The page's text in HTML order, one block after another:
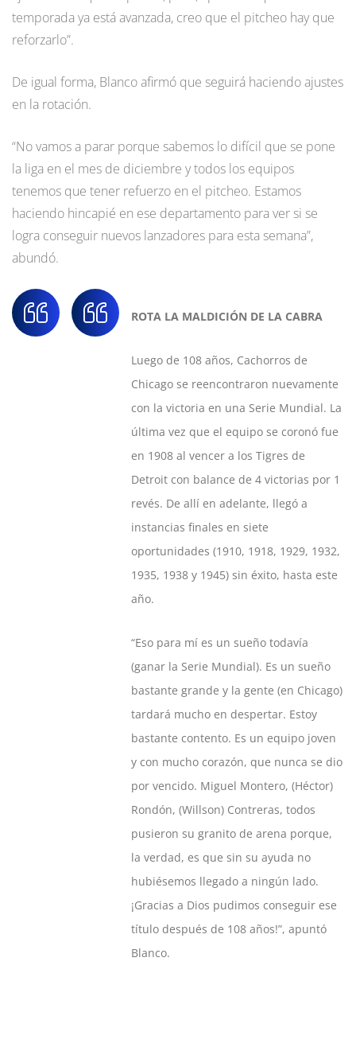
temporada ya está avanzada, creo que el pitcheo hay que
reforzarlo”.
De igual forma, Blanco afirmó que seguirá haciendo ajustes
en la rotación.
“No vamos a parar porque sabemos lo difícil que se pone
la liga en el mes de diciembre y todos los equipos
tenemos que tener refuerzo en el pitcheo. Estamos
haciendo hincapié en ese departamento para ver si se
logra conseguir nuevos lanzadores para esta semana”,
abundó.
ROTA LA MALDICIÓN DE LA CABRA
Luego de 108 años, Cachorros de
Chicago se reencontraron nuevamente
con la victoria en una Serie Mundial. La
última vez que el equipo se coronó fue
en 1908 al vencer a los Tigres de
Detroit con balance de 4 victorias por 1
revés. De allí en adelante, llegó a
instancias finales en siete
oportunidades (1910, 1918, 1929, 1932,
1935, 1938 y 1945) sin éxito, hasta este
año.
“Eso para mí es un sueño todavía
(ganar la Serie Mundial). Es un sueño
bastante grande y la gente (en Chicago)
tardará mucho en despertar. Estoy
bastante contento. Es un equipo joven
y con mucho corazón, que nunca se dio
por vencido. Miguel Montero, (Héctor)
Rondón, (Willson) Contreras, todos
pusieron su granito de arena porque,
la verdad, es que sin su ayuda no
hubiésemos llegado a ningún lado.
¡Gracias a Dios pudimos conseguir ese
título después de 108 años!”, apuntó
Blanco.